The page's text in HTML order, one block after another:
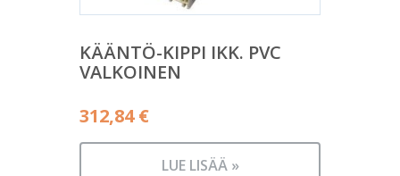
KÄÄNTÖ-KIPPI IKK. PVC
VALKOINEN
312,84€
LUE LISÄÄ »